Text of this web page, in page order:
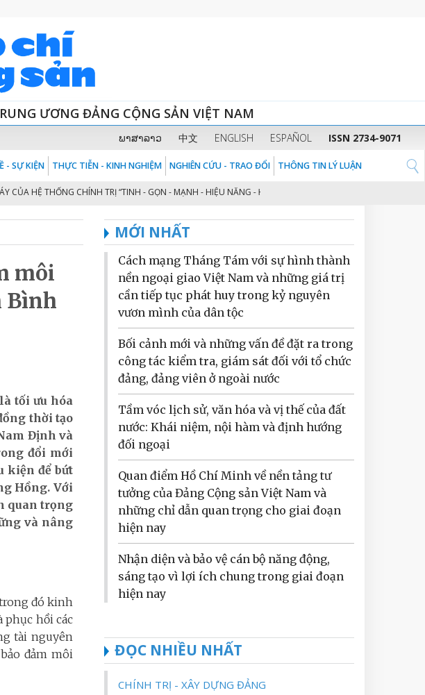
ƯƠNG ĐẢNG CỘNG SẢN VIỆT NAM
ພາສາລາວ 中文 ENGLISH ESPAÑOL ISSN 2734-9071
- SỰ KIỆN THỰC TIỄN - KINH NGHIỆM NGHIÊN CỨU - TRAO ĐỔI THÔNG TIN LÝ LUẬN
HỆ THỐNG CHÍNH TRỊ “TINH - GỌN - MẠNH - HIỆU NĂNG - HIỆU LỰC - HIỆU QUẢ” THEO TINH THẦN
môi
Bình
tối ưu hóa
thời tạo
Định và
đổi mới
kiện để bứt
Hồng. Với
quan trọng
và nâng
đó kinh
phục hồi các
tài nguyên
đảm môi
MỚI NHẤT
Cách mạng Tháng Tám với sự hình thành
nền ngoại giao Việt Nam và những giá trị
cần tiếp tục phát huy trong kỷ nguyên
vươn mình của dân tộc
Bối cảnh mới và những vấn đề đặt ra trong
công tác kiểm tra, giám sát đối với tổ chức
đảng, đảng viên ở ngoài nước
Tầm vóc lịch sử, văn hóa và vị thế của đất
nước: Khái niệm, nội hàm và định hướng
đối ngoại
Quan điểm Hồ Chí Minh về nền tảng tư
tưởng của Đảng Cộng sản Việt Nam và
những chỉ dẫn quan trọng cho giai đoạn
hiện nay
Nhận diện và bảo vệ cán bộ năng động,
sáng tạo vì lợi ích chung trong giai đoạn
hiện nay
ĐỌC NHIỀU NHẤT
CHÍNH TRỊ - XÂY DỰNG ĐẢNG